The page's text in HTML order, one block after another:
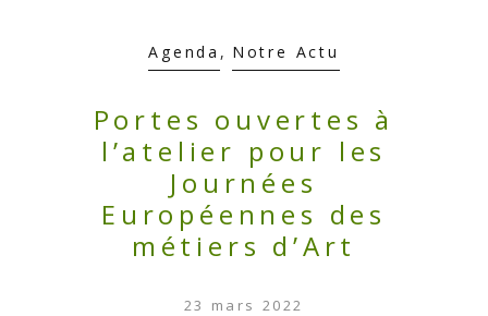
Agenda , Notre Actu
Portes ouvertes à
l’atelier pour les
Journées
Européennes des
métiers d’Art
23 mars 2022